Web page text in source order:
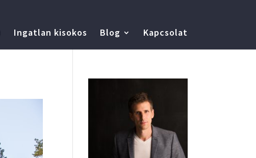
Ingatlan kisokos Blog Kapcsolat